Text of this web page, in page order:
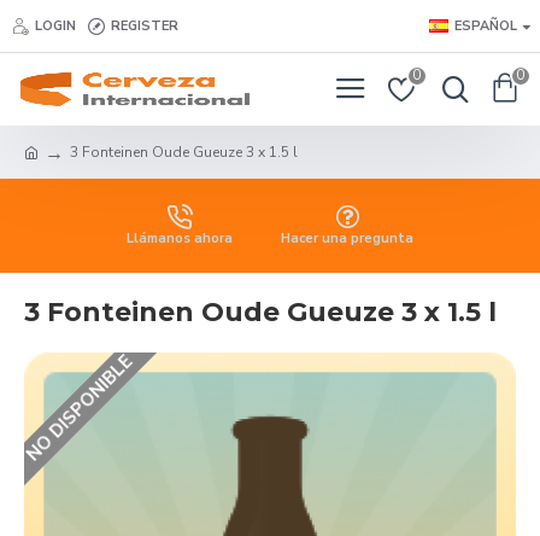
LOGIN REGISTER ESPAÑOL
0 0
3 Fonteinen Oude Gueuze 3 x 1.5 l
Llámanos ahora Hacer una pregunta
3 Fonteinen Oude Gueuze 3 x 1.5 l
NO DISPONIBLE